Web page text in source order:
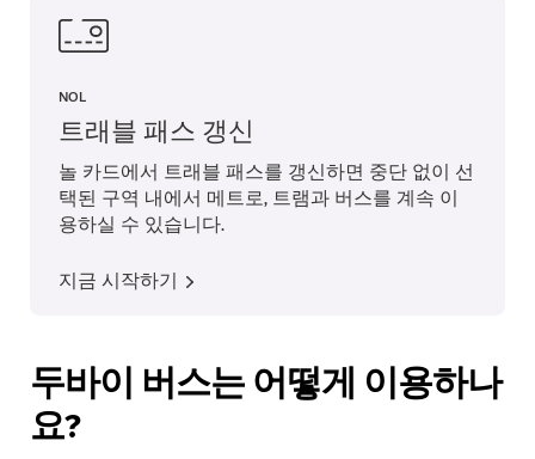
NOL
트래블 패스 갱신
놀 카드에서 트래블 패스를 갱신하면 중단 없이 선
택된 구역 내에서 메트로, 트램과 버스를 계속 이
용하실 수 있습니다.
지금 시작하기
두바이 버스는 어떻게 이용하나
요?